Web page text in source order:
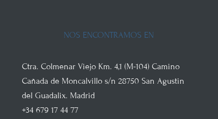
NOS ENCONTRAMOS EN
Ctra. Colmenar Viejo Km. 4,1 (M-104)Camino
Cañada de Moncalvillo s/n 28750 San Agustin
del Guadalix. Madrid
+34 679 17 44 77